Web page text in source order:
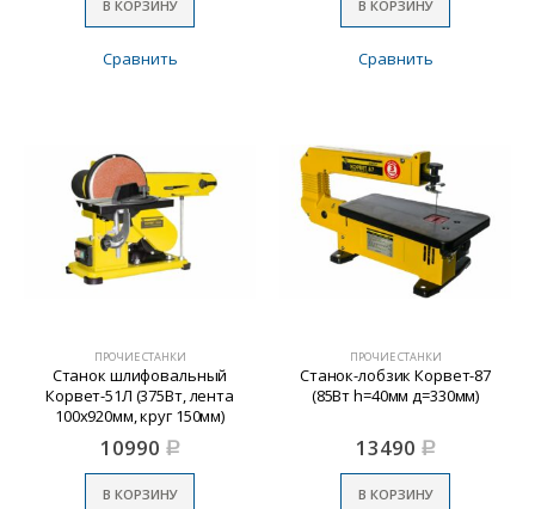
В КОРЗИНУ
Сравнить
В КОРЗИНУ
Сравнить
ПРОЧИЕ СТАНКИ
Станок шлифовальный
Корвет-51Л (375Вт, лента
100х920мм, круг 150мм)
10990 Р
В КОРЗИНУ
ПРОЧИЕ СТАНКИ
Станок-лобзик Корвет-87
(85Вт h=40мм д=330мм)
13490 Р
В КОРЗИНУ